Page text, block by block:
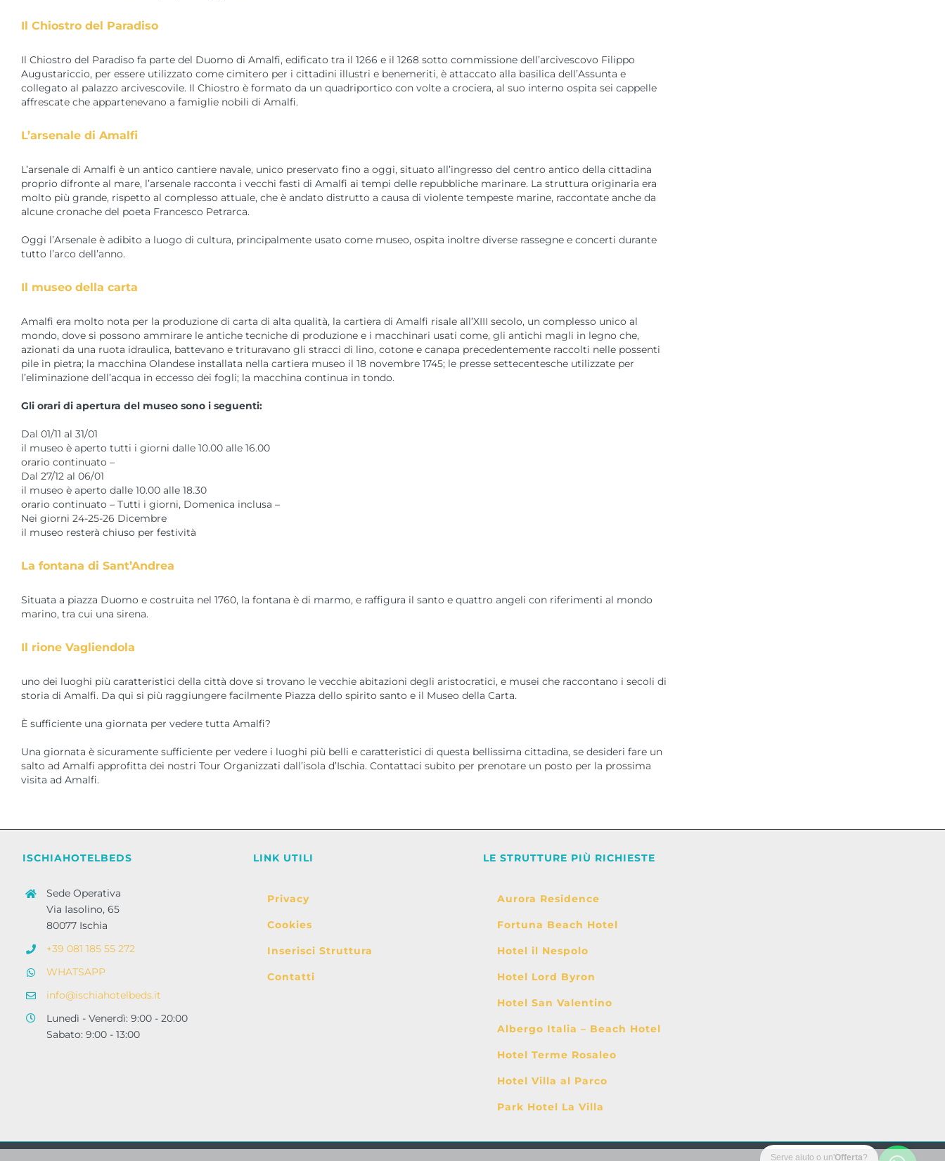
Il Chiostro del Paradiso
Il Chiostro del Paradiso fa parte del Duomo di Amalfi, edificato tra il 1266 e il 1268 sotto commissione dell’arcivescovo Filippo
Augustariccio, per essere utilizzato come cimitero per i cittadini illustri e benemeriti, è attaccato alla basilica dell’Assunta e
collegato al palazzo arcivescovile. Il Chiostro è formato da un quadriportico con volte a crociera, al suo interno ospita sei cappelle
affrescate che appartenevano a famiglie nobili di Amalfi.
L’arsenale di Amalfi
L’arsenale di Amalfi è un antico cantiere navale, unico preservato fino a oggi, situato all’ingresso del centro antico della cittadina
proprio difronte al mare, l’arsenale racconta i vecchi fasti di Amalfi ai tempi delle repubbliche marinare. La struttura originaria era
molto più grande, rispetto al complesso attuale, che è andato distrutto a causa di violente tempeste marine, raccontate anche da
alcune cronache del poeta Francesco Petrarca.
Oggi l’Arsenale è adibito a luogo di cultura, principalmente usato come museo, ospita inoltre diverse rassegne e concerti durante
tutto l’arco dell’anno.
Il museo della carta
Amalfi era molto nota per la produzione di carta di alta qualità, la cartiera di Amalfi risale all’XIII secolo, un complesso unico al
mondo, dove si possono ammirare le antiche tecniche di produzione e i macchinari usati come, gli antichi magli in legno che,
azionati da una ruota idraulica, battevano e trituravano gli stracci di lino, cotone e canapa precedentemente raccolti nelle possenti
pile in pietra; la macchina Olandese installata nella cartiera museo il 18 novembre 1745; le presse settecentesche utilizzate per
l’eliminazione dell’acqua in eccesso dei fogli; la macchina continua in tondo.
Gli orari di apertura del museo sono i seguenti:
Dal 01/11 al 31/01
il museo è aperto tutti i giorni dalle 10.00 alle 16.00
orario continuato –
Dal 27/12 al 06/01
il museo è aperto dalle 10.00 alle 18.30
orario continuato – Tutti i giorni, Domenica inclusa –
Nei giorni 24-25-26 Dicembre
il museo resterà chiuso per festività
La fontana di Sant’Andrea
Situata a piazza Duomo e costruita nel 1760, la fontana è di marmo, e raffigura il santo e quattro angeli con riferimenti al mondo
marino, tra cui una sirena.
Il rione Vagliendola
uno dei luoghi più caratteristici della città dove si trovano le vecchie abitazioni degli aristocratici, e musei che raccontano i secoli di
storia di Amalfi. Da qui si più raggiungere facilmente Piazza dello spirito santo e il Museo della Carta.
È sufficiente una giornata per vedere tutta Amalfi?
Una giornata è sicuramente sufficiente per vedere i luoghi più belli e caratteristici di questa bellissima cittadina, se desideri fare un
salto ad Amalfi approfitta dei nostri Tour Organizzati dall’isola d’Ischia. Contattaci subito per prenotare un posto per la prossima
visita ad Amalfi.
ISCHIAHOTELBEDS
Sede Operativa
Via Iasolino, 65
80077 Ischia
+39 081 185 55 272
WHATSAPP
info@ischiahotelbeds.it
Lunedì - Venerdì: 9:00 - 20:00
Sabato: 9:00 - 13:00
LINK UTILI
Privacy
Cookies
Inserisci Struttura
Contatti
LE STRUTTURE PIÙ RICHIESTE
Aurora Residence
Fortuna Beach Hotel
Hotel il Nespolo
Hotel Lord Byron
Hotel San Valentino
Albergo Italia – Beach Hotel
Hotel Terme Rosaleo
Hotel Villa al Parco
Park Hotel La Villa
Serve aiuto o un'Offerta?